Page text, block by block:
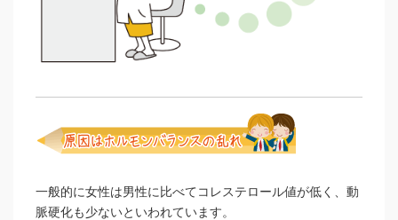
一般的に女性は男性に比べてコレステロール値が低く、動
脈硬化も少ないといわれています。